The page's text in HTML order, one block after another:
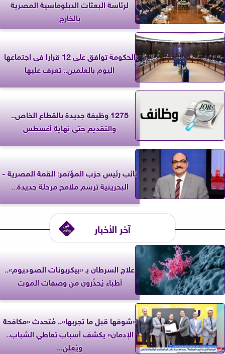
لرئاسة البعثات الدبلوماسية المصرية
بالخارج
الحكومة توافق على 12 قرارا فى اجتماعها
اليوم بالعلمين.. تعرف عليها
1275 وظيفة جديدة بالقطاع الخاص..
والتقديم حتى نهاية أغسطس
نائب رئيس حزب المؤتمر: القمة المصرية -
البحرينية ترسم ملامح مرحلة جديدة...
آخر الأخبار
علاج السرطان بـ «بيكربونات الصوديوم»..
أطباء يُحذّرون من وصفات الموت
«شوفها قبل ما تجربها».. مُتحدث «مكافحة
الإدمان» يكشف أسباب تعاطي الشباب..
ويُعلن...